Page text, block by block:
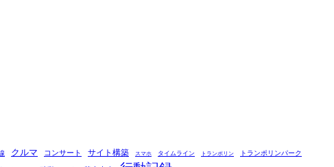
クルマ コンサート サイト構築 スマホ タイムライン トランポリン トランポリンパーク